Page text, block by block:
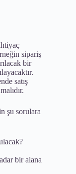
sipariş
bir
satış
şu sorulara
bir alana